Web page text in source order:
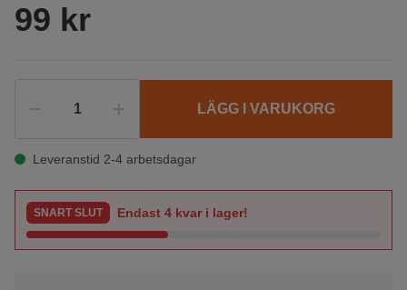
99 kr
LÄGG I VARUKORG
Leveranstid 2-4 arbetsdagar
SNART SLUT Endast 4 kvar i lager!